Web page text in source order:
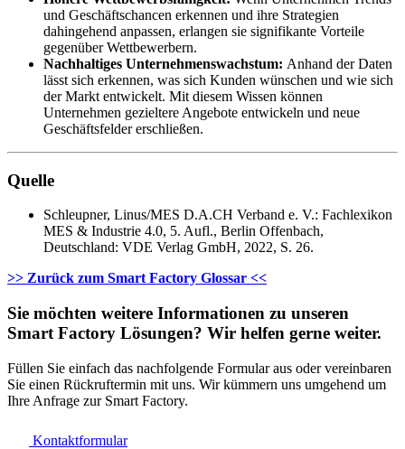
und Geschäftschancen erkennen und ihre Strategien
dahingehend anpassen, erlangen sie signifikante Vorteile
gegenüber Wettbewerbern.
Nachhaltiges Unternehmenswachstum: Anhand der Daten
lässt sich erkennen, was sich Kunden wünschen und wie sich
der Markt entwickelt. Mit diesem Wissen können
Unternehmen gezieltere Angebote entwickeln und neue
Geschäftsfelder erschließen.
Quelle
Schleupner, Linus/MES D.A.CH Verband e. V.: Fachlexikon
MES & Industrie 4.0, 5. Aufl., Berlin Offenbach,
Deutschland: VDE Verlag GmbH, 2022, S. 26.
>> Zurück zum Smart Factory Glossar <<
Sie möchten weitere Informationen zu unseren
Smart Factory Lösungen? Wir helfen gerne weiter.
Füllen Sie einfach das nachfolgende Formular aus oder vereinbaren
Sie einen Rückruftermin mit uns. Wir kümmern uns umgehend um
Ihre Anfrage zur Smart Factory.
Kontaktformular